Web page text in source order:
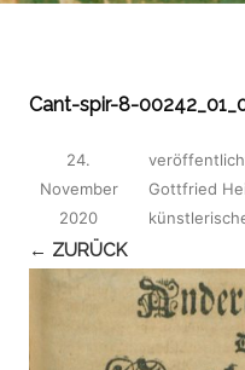
Cant-spir-8-
24.
November
2020
Gottfried
← ZURÜCK